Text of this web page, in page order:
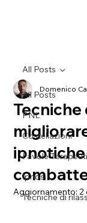
All Posts
PNL
Costellazioni
Favole
Ipnosi
Tecniche di
All Posts
Domenico
Aggiornamento:2